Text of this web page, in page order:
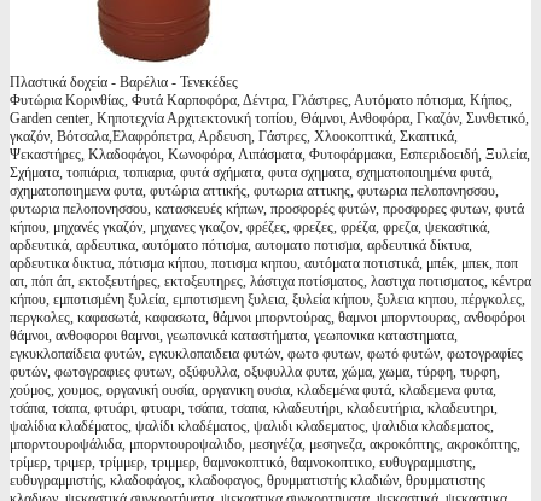
Πλαστικά δοχεία - Βαρέλια - Τενεκέδες
Φυτώρια Κορινθίας, Φυτά Καρποφόρα, Δέντρα, Γλάστρες, Αυτόματο πότισμα, Κήπος,
Garden center, Κηποτεχνία Αρχιτεκτονική τοπίου, Θάμνοι, Ανθοφόρα, Γκαζόν, Συνθετικό,
γκαζόν, Βότσαλα,Ελαφρόπετρα, Αρδευση, Γάστρες, Χλοοκοπτικά, Σκαπτικά,
Ψεκαστήρες, Κλαδοφάγοι, Κωνοφόρα, Λιπάσματα, Φυτοφάρμακα, Εσπεριδοειδή, Ξυλεία,
Σχήματα, τοπιάρια, τοπιαρια, φυτά σχήματα, φυτα σχηματα, σχηματοποιημένα φυτά,
σχηματοποιημενα φυτα, φυτώρια αττικής, φυτωρια αττικης, φυτωρια πελοπονησσου,
φυτωρια πελοπονησσου, κατασκευές κήπων, προσφορές φυτών, προσφορες φυτων, φυτά
κήπου, μηχανές γκαζόν, μηχανες γκαζον, φρέζες, φρεζες, φρέζα, φρεζα, ψεκαστικά,
αρδευτικά, αρδευτικα, αυτόματο πότισμα, αυτοματο ποτισμα, αρδευτικά δίκτυα,
αρδευτικα δικτυα, πότισμα κήπου, ποτισμα κηπου, αυτόματα ποτιστικά, μπέκ, μπεκ, ποπ
απ, πόπ άπ, εκτοξευτήρες, εκτοξευτηρες, λάστιχα ποτίσματος, λαστιχα ποτισματος, κέντρα
κήπου, εμποτισμένη ξυλεία, εμποτισμενη ξυλεια, ξυλεία κήπου, ξυλεια κηπου, πέργκολες,
περγκολες, καφασωτά, καφασωτα, θάμνοι μπορντούρας, θαμνοι μπορντουρας, ανθοφόροι
θάμνοι, ανθοφοροι θαμνοι, γεωπονικά καταστήματα, γεωπονικα καταστηματα,
εγκυκλοπαίδεια φυτών, εγκυκλοπαιδεια φυτών, φωτο φυτων, φωτό φυτών, φωτογραφίες
φυτών, φωτογραφιες φυτων, οξύφυλλα, οξυφυλλα φυτα, χώμα, χωμα, τύρφη, τυρφη,
χούμος, χουμος, οργανική ουσία, οργανικη ουσια, κλαδεμένα φυτά, κλαδεμενα φυτα,
τσάπα, τσαπα, φτυάρι, φτυαρι, τσάπα, τσαπα, κλαδευτήρι, κλαδευτήρια, κλαδευτηρι,
ψαλίδια κλαδέματος, ψαλίδι κλαδέματος, ψαλιδι κλαδεματος, ψαλιδια κλαδεματος,
μπορντουροψάλιδα, μπορντουροψαλιδο, μεσηνέζα, μεσηνεζα, ακροκόπτης, ακροκόπτης,
τρίμερ, τριμερ, τρίμμερ, τριμμερ, θαμνοκοπτικό, θαμνοκοπτικο, ευθυγραμμιστης,
ευθυγραμμιστής, κλαδοφάγος, κλαδοφαγος, θρυμματιστής κλαδιών, θρυμματιστης